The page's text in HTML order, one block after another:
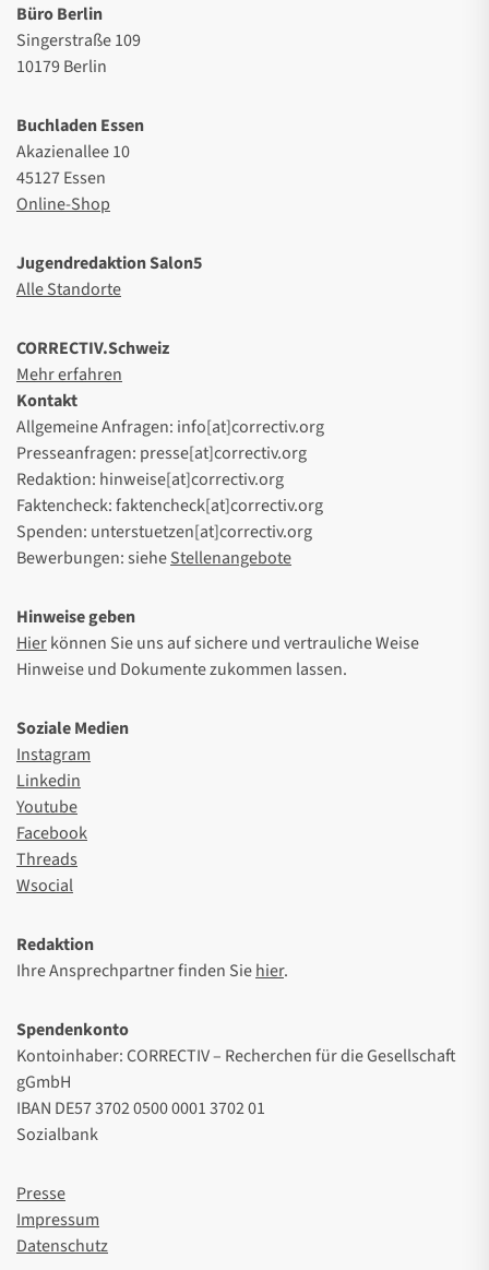
Büro Berlin
Singerstraße 109
10179 Berlin
Buchladen Essen
Akazienallee 10
45127 Essen
Online-Shop
Jugendredaktion Salon5
Alle Standorte
CORRECTIV.Schweiz
Mehr erfahren
Kontakt
Allgemeine Anfragen: info[at]correctiv.org
Presseanfragen: presse[at]correctiv.org
Redaktion: hinweise[at]correctiv.org
Faktencheck: faktencheck[at]correctiv.org
Spenden: unterstuetzen[at]correctiv.org
Bewerbungen: sieheStellenangebote
Hinweise geben
Hierkönnen Sie uns auf sichere und vertrauliche Weise
Hinweise und Dokumente zukommen lassen.
Soziale Medien
Instagram
Linkedin
Youtube
Facebook
Threads
Wsocial
Redaktion
Ihre Ansprechpartner finden Siehier.
Spendenkonto
Kontoinhaber: CORRECTIV – Recherchen für die Gesellschaft
gGmbH
IBAN DE57 3702 0500 0001 3702 01
Sozialbank
Presse
Impressum
Datenschutz